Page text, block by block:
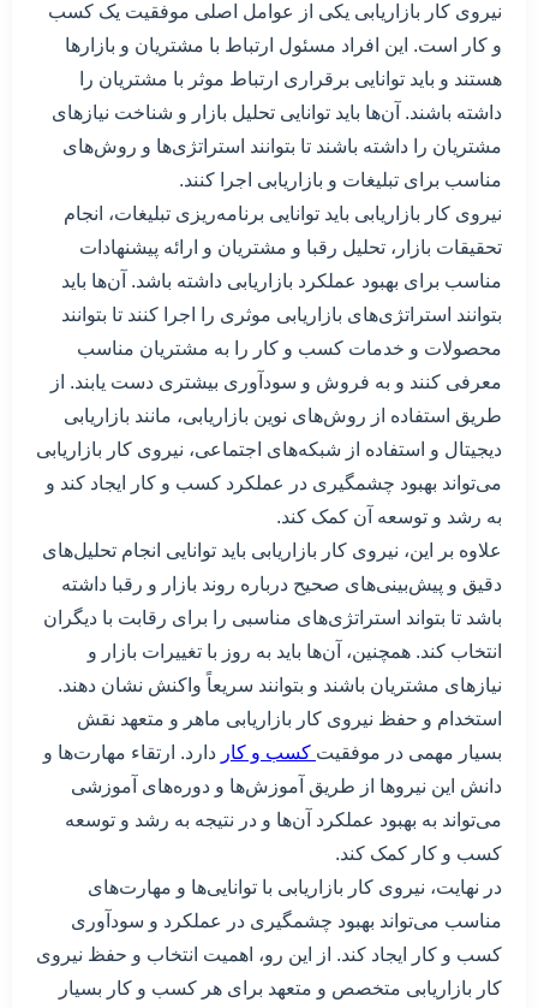
نیروی کار بازاریابی یکی از عوامل اصلی موفقیت یک کسب
و کار است. این افراد مسئول ارتباط با مشتریان و بازارها
هستند و باید توانایی برقراری ارتباط موثر با مشتریان را
داشته باشند. آن‌ها باید توانایی تحلیل بازار و شناخت نیازهای
مشتریان را داشته باشند تا بتوانند استراتژی‌ها و روش‌های
مناسب برای تبلیغات و بازاریابی اجرا کنند.
نیروی کار بازاریابی باید توانایی برنامه‌ریزی تبلیغات، انجام
تحقیقات بازار، تحلیل رقبا و مشتریان و ارائه پیشنهادات
مناسب برای بهبود عملکرد بازاریابی داشته باشد. آن‌ها باید
بتوانند استراتژی‌های بازاریابی موثری را اجرا کنند تا بتوانند
محصولات و خدمات کسب و کار را به مشتریان مناسب
معرفی کنند و به فروش و سودآوری بیشتری دست یابند. از
طریق استفاده از روش‌های نوین بازاریابی، مانند بازاریابی
دیجیتال و استفاده از شبکه‌های اجتماعی، نیروی کار بازاریابی
می‌تواند بهبود چشمگیری در عملکرد کسب و کار ایجاد کند و
به رشد و توسعه آن کمک کند.
علاوه بر این، نیروی کار بازاریابی باید توانایی انجام تحلیل‌های
دقیق و پیش‌بینی‌های صحیح درباره روند بازار و رقبا داشته
باشد تا بتواند استراتژی‌های مناسبی را برای رقابت با دیگران
انتخاب کند. همچنین، آن‌ها باید به روز با تغییرات بازار و
نیازهای مشتریان باشند و بتوانند سریعاً واکنش نشان دهند.
استخدام و حفظ نیروی کار بازاریابی ماهر و متعهد نقش
بسیار مهمی در موفقیت کسب و کار دارد. ارتقاء مهارت‌ها و
دانش این نیروها از طریق آموزش‌ها و دوره‌های آموزشی
می‌تواند به بهبود عملکرد آن‌ها و در نتیجه به رشد و توسعه
کسب و کار کمک کند.
در نهایت، نیروی کار بازاریابی با توانایی‌ها و مهارت‌های
مناسب می‌تواند بهبود چشمگیری در عملکرد و سودآوری
کسب و کار ایجاد کند. از این رو، اهمیت انتخاب و حفظ نیروی
کار بازاریابی متخصص و متعهد برای هر کسب و کار بسیار